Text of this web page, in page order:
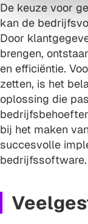
De keuze voor
kan de
Door
brengen,
en efficiëntie.
zetten, is het
oplossing die
bij het maken
succesvolle
bedrijfssoftware.